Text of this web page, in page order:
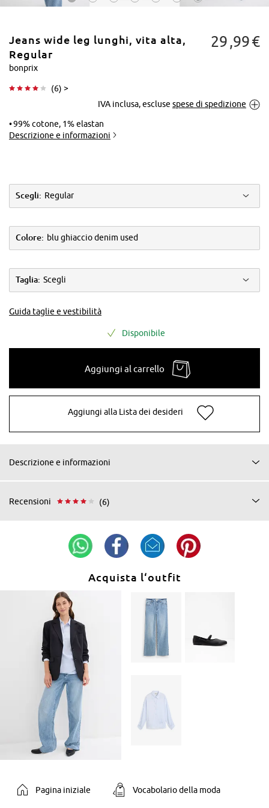
ingrandire
Jeans wide leg lunghi, vita alta,
Regular
bonprix
(6) >
29 99€
IVA inclusa, escluse spese di spedizione
99% cotone, 1% elastan
Descrizione e informazioni
Scegli: Regular
Colore: blu ghiaccio denim used
Taglia: Scegli
Guida taglie e vestibilità
Disponibile
Aggiungi al carrello
Aggiungi alla Lista dei desideri
Descrizione e informazioni
Recensioni (6)
Acquista l‘outfit
Pagina iniziale Vocabolario della moda